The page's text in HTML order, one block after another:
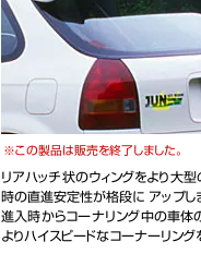
この製品は販売を終了しました。
リアハッチ状のウィングをより大
時の直進安定性が格段に アップし
進入時からコーナリング中の車体
よりハイスピードなコーナーリング